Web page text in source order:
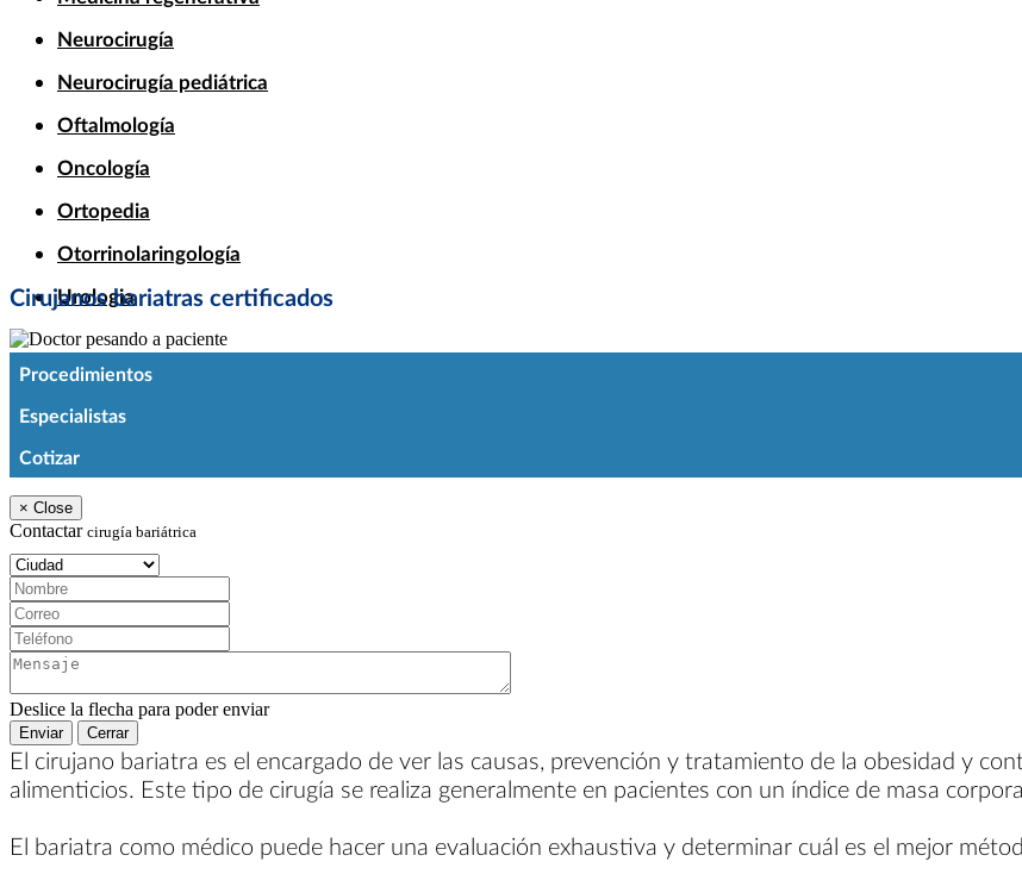
Neurocirugía
Neurocirugía pediátrica
Oftalmología
Oncología
Ortopedia
Otorrinolaringología
Urologia
Cirujanos bariatras certificados
Procedimientos
Especialistas
Cotizar
× Close
Contactar cirugía bariátrica
Ciudad:
Nombre:
Correo:
Teléfono:
Mensaje:
Deslice la flecha para poder enviar
Enviar Cerrar
El cirujano bariatra es el encargado de ver las causas, prevención y tratamiento de la obesidad y
alimenticios. Este tipo de cirugía se realiza generalmente en pacientes con un índice de masa
El bariatra como médico puede hacer una evaluación exhaustiva y determinar cuál es el mejor